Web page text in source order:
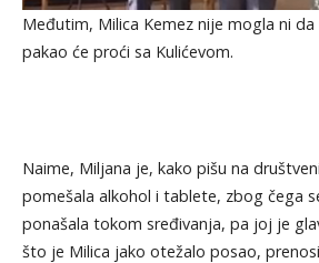
Međutim, Milica Kemez nije mogla ni da
pakao će proći sa Kulićevom.
Naime, Miljana je, kako pišu na
pomešala alkohol i tablete, zbog čega
ponašala tokom sređivanja, pa joj je
što je Milica jako otežalo posao,